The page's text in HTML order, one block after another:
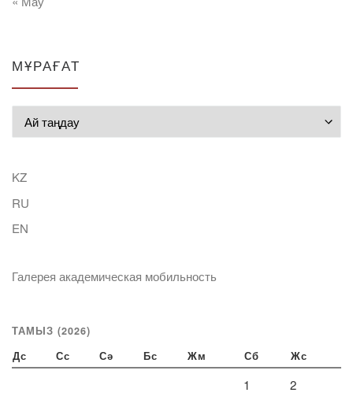
МҰРАҒАТ
KZ
RU
EN
Галерея академическая мобильность
ТАМЫЗ (2026)
Дс Сс Сә Бс Жм Сб Жс
1 2